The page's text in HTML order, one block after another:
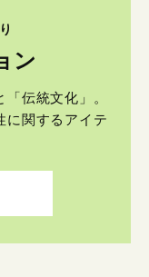
ン
伝統文化」。
に関するアイテ